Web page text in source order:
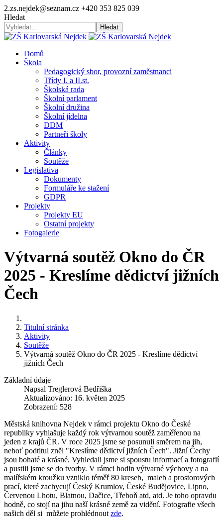
2.zs.nejdek@seznam.cz +420 353 825 039
Hledat
Hledat
Domů
Škola
Pedagogický sbor, provozní zaměstnanci
Třídy I. a II.st.
Školská rada
Školní parlament
Školní družina
Školní jídelna
DDM
Partneři školy
Aktivity
Články
Soutěže
Legislativa
Dokumenty
Formuláře ke stažení
GDPR
Projekty
Projekty EU
Ostatní projekty
Fotogalerie
Výtvarná soutěž Okno do ČR
2025 - Kreslíme dědictví jižních
Čech
Titulní stránka
Aktivity
Soutěže
Výtvarná soutěž Okno do ČR 2025 - Kreslíme dědictví
jižních Čech
Základní údaje
Napsal Treglerová Bedřiška
Aktualizováno: 16. květen 2025
Zobrazení: 528
Městská knihovna Nejdek v rámci projektu Okno do České
republiky vyhlašuje každý rok výtvarnou soutěž zaměřenou na
jeden z krajů ČR. V roce 2025 jsme se posunuli směrem na jih,
neboť podtitul zněl "Kreslíme dědictví jižních Čech". Jižní Čechy
jsou bohaté a krásné. Vyhledali jsme si spoustu informací a fotografií
a pustili jsme se do tvorby. V rámci hodin výtvarné výchovy a na
malířském kroužku vzniklo téměř 80 kreseb, maleb a prostorových
prací, které zachycují Český Krumlov, České Budějovice, Lipno,
Červenou Lhotu, Blatnou, Dačice, Třeboň atd, atd. Je toho opravdu
hodně, co stojí na jihu naší krásné země za vidění. Fotografie všech
našich děl si můžete prohlédnout zde.